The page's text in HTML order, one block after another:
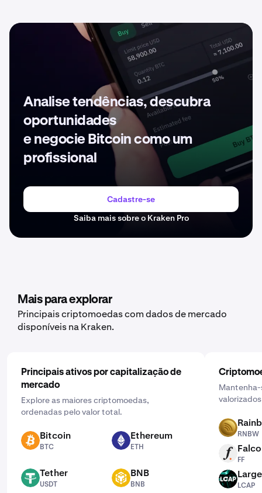
Analise tendências, descubra
oportunidades
e negocie Bitcoin como um
profissional
Cadastre-se
Saiba mais sobre o Kraken Pro
Mais para explorar
Principais criptomoedas com dados de mercado
disponíveis na Kraken.
Principais ativos por capitalização de
mercado
Explore as maiores criptomoedas,
ordenadas pelo valor total.
BTC Bitcoin
BTC
ETH Ethereum
ETH
USDT Tether
USDT
BNB BNB
BNB
RNBW
RNBW
FF
FF
LCAP
LCAP